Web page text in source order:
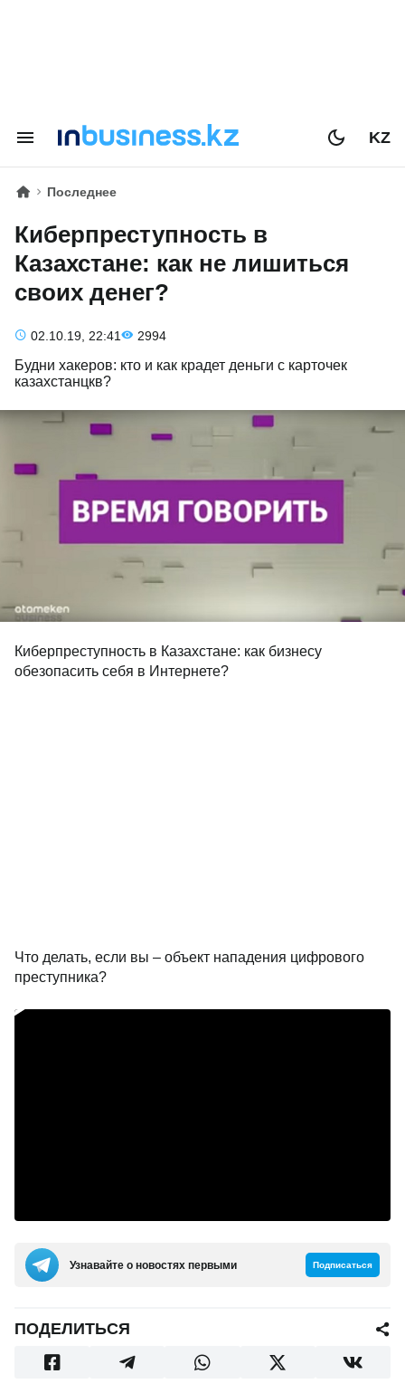
KZ
Последнее
Киберпреступность в
Казахстане: как не лишиться
своих денег?
02.10.19, 22:41 2994
Будни хакеров: кто и как крадет деньги с карточек
казахстанцкв?
Киберпреступность в Казахстане: как бизнесу
обезопасить себя в Интернете?
Что делать, если вы – объект нападения цифрового
преступника?
Узнавайте о новостях первыми Подписаться
ПОДЕЛИТЬСЯ